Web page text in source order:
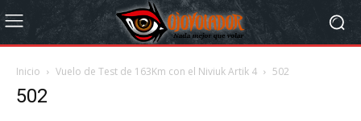
Inicio Vuelo de Test de 163Km con el Niviuk Artik 4 502
502